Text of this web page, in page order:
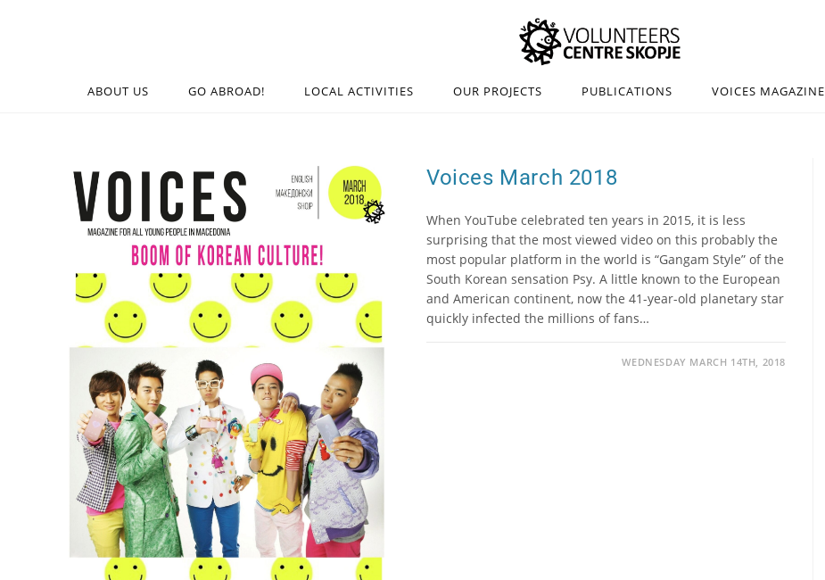
ABOUT US GO ABROAD! LOCAL ACTIVITIES OUR PROJECTS PUBLICATIONS VOICES MAGAZINE
Voices March 2018
When YouTube celebrated ten years in 2015, it is less
surprising that the most viewed video on this probably the
most popular platform in the world is “Gangam Style” of the
South Korean sensation Psy. A little known to the European
and American continent, now the 41-year-old planetary star
quickly infected the millions of fans…
WEDNESDAY MARCH 14TH, 2018